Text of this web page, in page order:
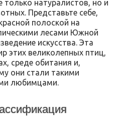
только натуралистов, но и
Представьте себе,
полоской на
лесами Южной
искусства. Эта
этих великолепных птиц,
среде обитания и,
они стали такими
любимцами.